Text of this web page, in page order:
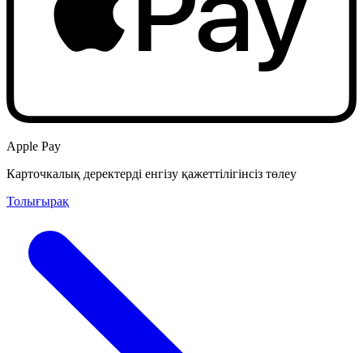
Apple Pay
Карточкалық деректерді енгізу қажеттілігінсіз төлеу
Толығырақ